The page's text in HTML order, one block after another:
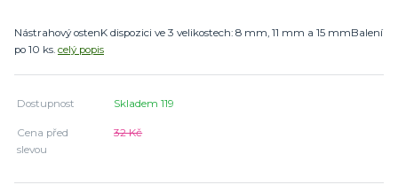
Nástrahový ostenK dispozici ve 3 velikostech: 8 mm, 11 mm a 15 mmBalení
po 10 ks. celý popis
Dostupnost Skladem 119
Cena před
slevou
32 Kč